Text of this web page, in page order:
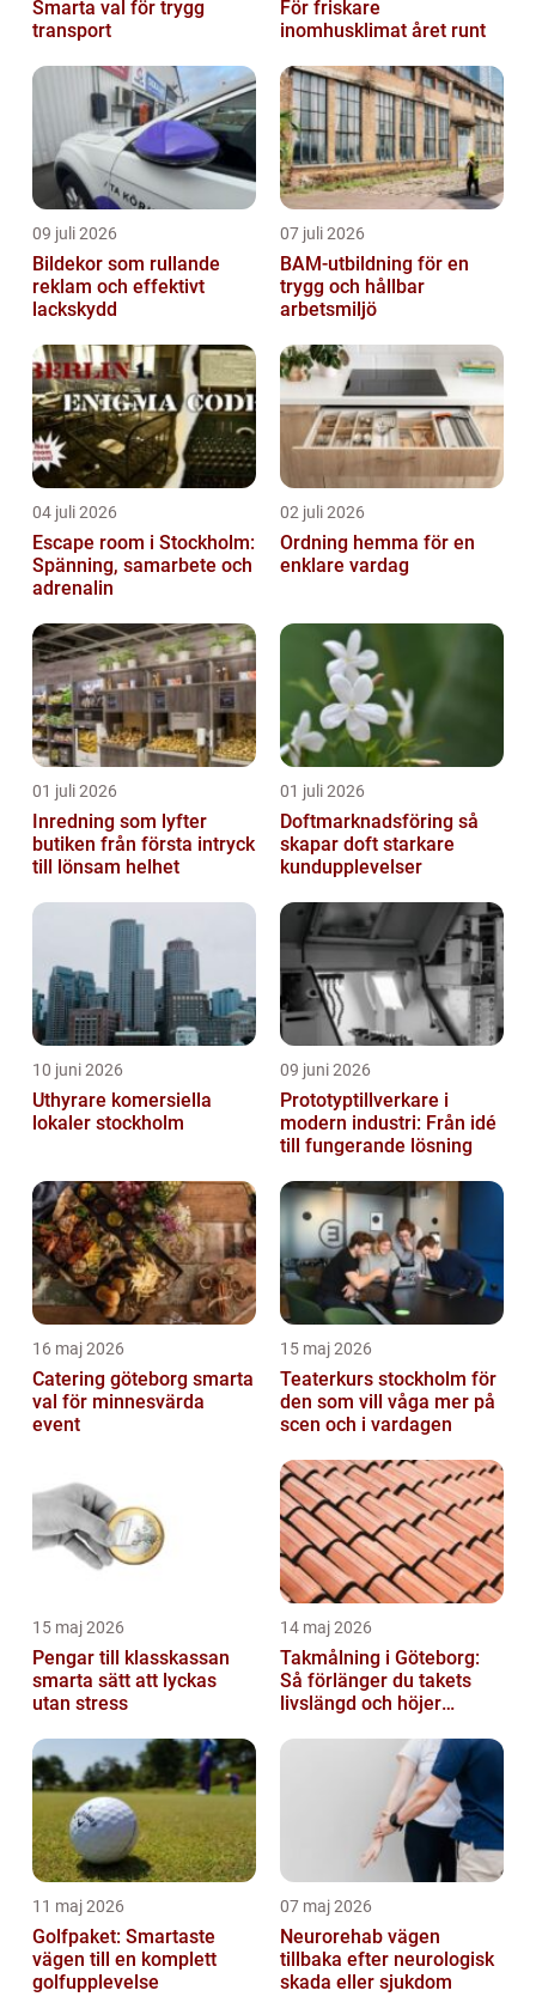
Smarta val för trygg
transport
För friskare
inomhusklimat året runt
09 juli 2026
Bildekor som rullande
reklam och effektivt
lackskydd
07 juli 2026
BAM-utbildning för en
trygg och hållbar
arbetsmiljö
04 juli 2026
Escape room i Stockholm:
Spänning, samarbete och
adrenalin
02 juli 2026
Ordning hemma för en
enklare vardag
01 juli 2026
Inredning som lyfter
butiken från första intryck
till lönsam helhet
01 juli 2026
Doftmarknadsföring så
skapar doft starkare
kundupplevelser
10 juni 2026
Uthyrare komersiella
lokaler stockholm
09 juni 2026
Prototyptillverkare i
modern industri: Från idé
till fungerande lösning
16 maj 2026
Catering göteborg smarta
val för minnesvärda
event
15 maj 2026
Teaterkurs stockholm för
den som vill våga mer på
scen och i vardagen
15 maj 2026
Pengar till klasskassan
smarta sätt att lyckas
utan stress
14 maj 2026
Takmålning i Göteborg:
Så förlänger du takets
livslängd och höjer
11 maj 2026
Golfpaket: Smartaste
vägen till en komplett
golfupplevelse
07 maj 2026
Neurorehab vägen
tillbaka efter neurologisk
skada eller sjukdom